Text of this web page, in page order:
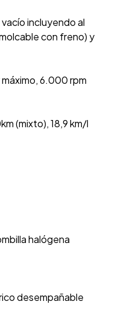
incluyendo al
con freno) y
6.000 rpm
(mixto), 18,9 km/l
halógena
desempañable